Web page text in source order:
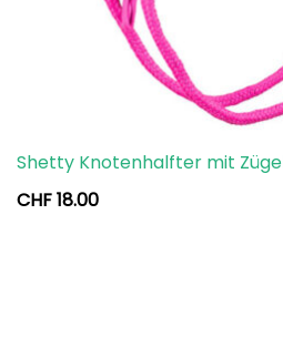
Shetty Knotenhalfter mit
CHF18.00